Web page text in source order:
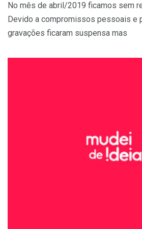
No mês de abril/2019 ficamos sem
Devido a compromissos pessoais e
gravações ficaram suspensa mas